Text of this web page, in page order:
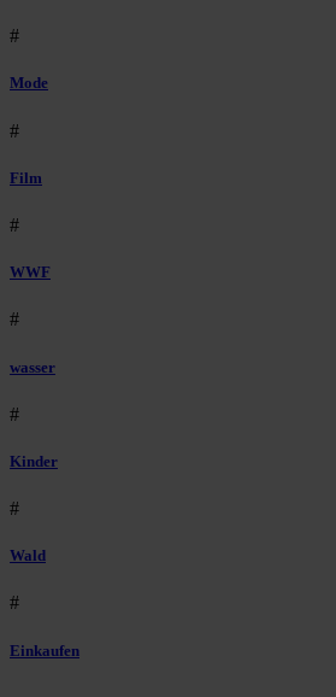
#
Mode
#
Film
#
WWF
#
wasser
#
Kinder
#
Wald
#
Einkaufen